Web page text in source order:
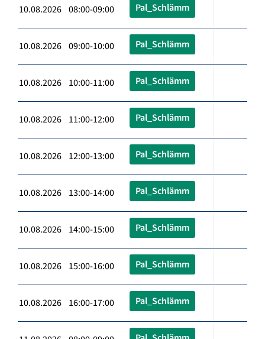
10.08.2026 08:00-09:00 Pal_Schlämm
10.08.2026 09:00-10:00 Pal_Schlämm
10.08.2026 10:00-11:00 Pal_Schlämm
10.08.2026 11:00-12:00 Pal_Schlämm
10.08.2026 12:00-13:00 Pal_Schlämm
10.08.2026 13:00-14:00 Pal_Schlämm
10.08.2026 14:00-15:00 Pal_Schlämm
10.08.2026 15:00-16:00 Pal_Schlämm
10.08.2026 16:00-17:00 Pal_Schlämm